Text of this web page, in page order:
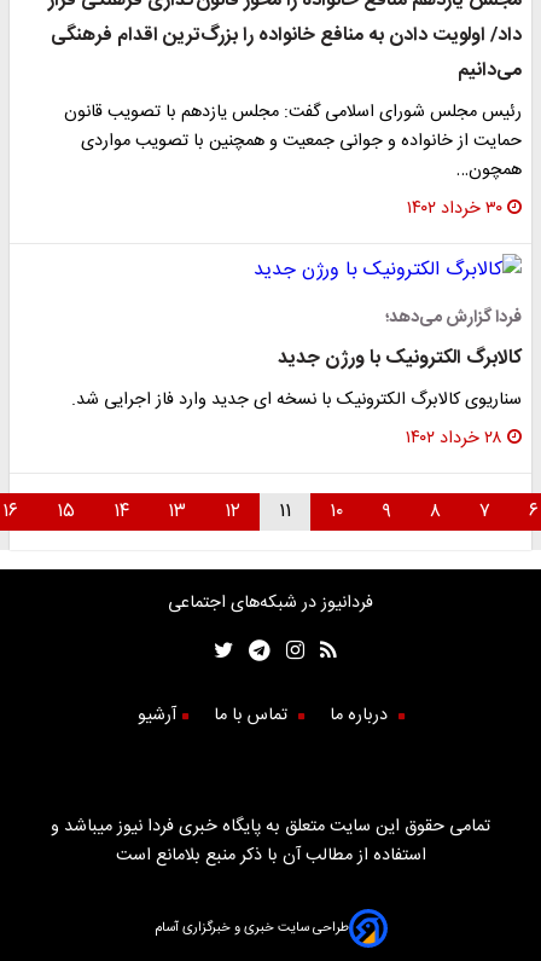
داد/ اولویت دادن به منافع خانواده را بزرگ‌ترین اقدام فرهنگی
می‌دانیم
رئیس مجلس شورای اسلامی گفت: مجلس یازدهم با تصویب قانون
حمایت از خانواده و جوانی جمعیت و همچنین با تصویب مواردی
همچون…
۳۰ خرداد ۱۴۰۲
فردا گزارش می‌دهد؛
کالابرگ الکترونیک با ورژن جدید
سناریوی کالابرگ الکترونیک با نسخه ای جدید وارد فاز اجرایی شد.
۲۸ خرداد ۱۴۰۲
فردانیوز در شبکه‌های اجتماعی
درباره ما تماس با ما آرشیو
تمامی حقوق این سایت متعلق به پایگاه خبری فردا نیوز میباشد و
استفاده از مطالب آن با ذکر منبع بلامانع است
طراحی سایت خبری و خبرگزاری آسام